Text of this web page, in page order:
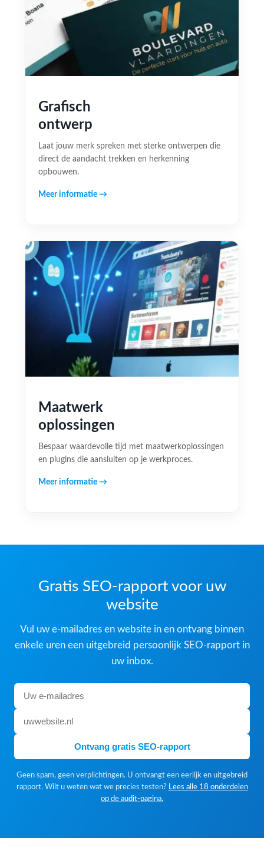
Grafisch
ontwerp
Laat jouw merk spreken met sterke ontwerpen die
direct de aandacht trekken en herkenning
opbouwen.
Meer informatie →
Maatwerk
oplossingen
Bespaar waardevolle tijd met maatwerkoplossingen
en plugins die aansluiten op je werkproces.
Meer informatie →
Gratis SEO-rapport voor uw
website
Vul uw e-mailadres en website in en ontvang binnen
enkele uren een uitgebreid persoonlijk SEO-rapport in
uw inbox.
Ontvang gratis SEO-rapport
Geen spam, geen verplichtingen. U ontvangt een eerlijk en uitgebreid
rapport. Wilt u weten wat we precies testen? Lees alle 18 onderdelen
op de audit-pagina.